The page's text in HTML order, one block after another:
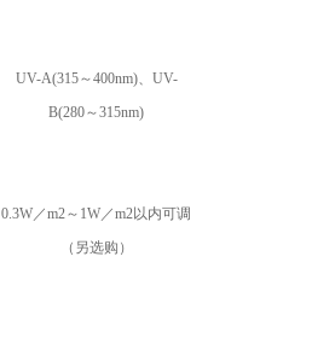
UV-A(315～400nm)、UV-
B(280～315nm)
0.3W／m2～1W／m2以内可调
（另选购）